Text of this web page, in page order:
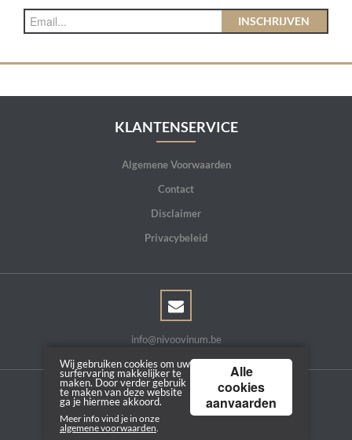
INSCHRIJVEN
KLANTENSERVICE
Algemene Voorwaarden
Contact
Disclaimer
Privacybeleid
info@nivoovinum.be
Copyright © 2026 | Powered byTilroy
Wij gebruiken cookies om uw
surfervaring makkelijker te
maken. Door verder gebruik
te maken van deze website
ga je hiermee akkoord.
Meer info vind je in onze
algemene voorwaarden.
Alle
cookies
aanvaarden